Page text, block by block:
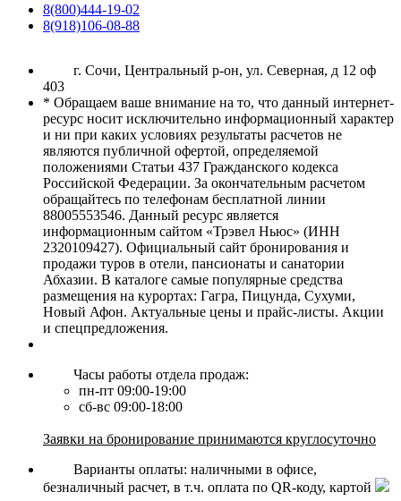
8(800)444-19-02
8(918)106-08-88
г. Сочи, Центральный р-он, ул. Северная, д 12 оф
403
* Обращаем ваше внимание на то, что данный интернет-
ресурс носит исключительно информационный характер
и ни при каких условиях результаты расчетов не
являются публичной офертой, определяемой
положениями Статьи 437 Гражданского кодекса
Российской Федерации. За окончательным расчетом
обращайтесь по телефонам бесплатной линии
88005553546. Данный ресурс является
информационным сайтом «Трэвел Ньюс» (ИНН
2320109427). Официальный сайт бронирования и
продажи туров в отели, пансионаты и санатории
Абхазии. В каталоге самые популярные средства
размещения на курортах: Гагра, Пицунда, Сухуми,
Новый Афон. Актуальные цены и прайс-листы. Акции
и спецпредложения.
Часы работы отдела продаж:
пн-пт 09:00-19:00
сб-вс 09:00-18:00
Заявки на бронирование принимаются круглосуточно
Варианты оплаты: наличными в офисе,
безналичный расчет, в т.ч. оплата по QR-коду, картой